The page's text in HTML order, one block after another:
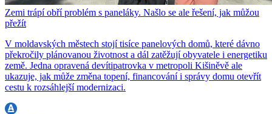
Zemi trápí obří problém s paneláky. Našlo se ale řešení, jak můžou
přežít
V moldavských městech stojí tisíce panelových domů, které dávno
překročily plánovanou životnost a dál zatěžují obyvatele i energetiku
země. Jedna opravená devítipatrovka v metropoli Kišiněvě ale
ukazuje, jak může změna topení, financování i správy domu otevřít
cestu k rozsáhlejší modernizaci.